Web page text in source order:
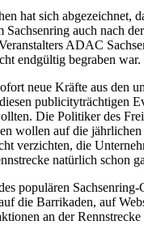
hat sich abgezeichnet,
Sachsenring auch nach
ADAC
endgültig begraben war.
neue Kräfte aus den
publicityträchtigen
Die Politiker des
wollen auf die
verzichten, die
natürlich schon
populären Sachsenring-
die Barrikaden, auf
an der